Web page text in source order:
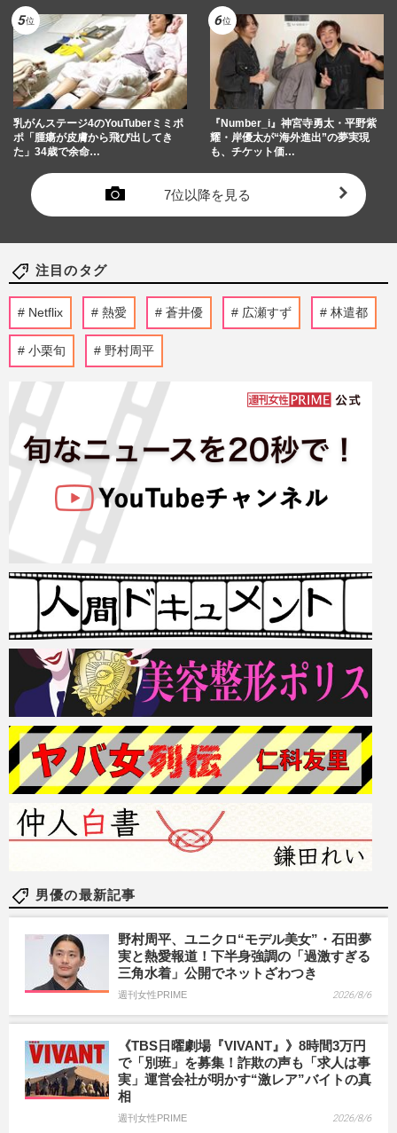
乳がんステージ4のYouTuberミミポ
ポ「腫瘍が皮膚から飛び出してき
た」34歳で余命…
『Number_i』神宮寺勇太・平野紫
耀・岸優太が“海外進出”の夢実現
も、チケット価…
7位以降を見る
注目のタグ
Netflix 熱愛 蒼井優 広瀬すず 林遣都
小栗旬 野村周平
男優の最新記事
野村周平、ユニクロ“モデル美女”・石田夢
実と熱愛報道！下半身強調の「過激すぎる
三角水着」公開でネットざわつき
週刊女性PRIME 2026/8/6
《TBS日曜劇場『VIVANT』》8時間3万円
で「別班」を募集！詐欺の声も「求人は事
実」運営会社が明かす“激レア”バイトの真
相
週刊女性PRIME 2026/8/6